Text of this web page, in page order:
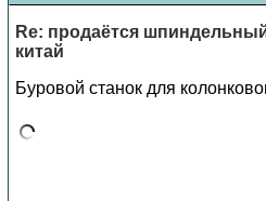
Re: продаётся
китай
Буровой станок для